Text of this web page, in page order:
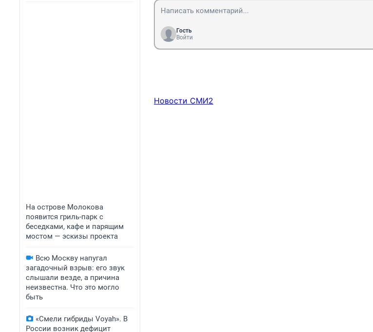
На острове Молокова
появится гриль-парк с
беседками, кафе и парящим
мостом — эскизы проекта
Всю Москву напугал
загадочный взрыв: его звук
слышали везде, а причина
неизвестна. Что это могло
быть
«Смели гибриды Voyah». В
России возник дефицит
Гость
Войти
Новости СМИ2